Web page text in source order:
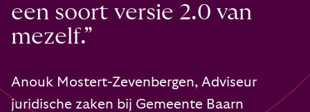
een soort versie 2.0 van
mezelf.”
Anouk Mostert-Zevenbergen, Adviseur
juridische zaken bij Gemeente Baarn